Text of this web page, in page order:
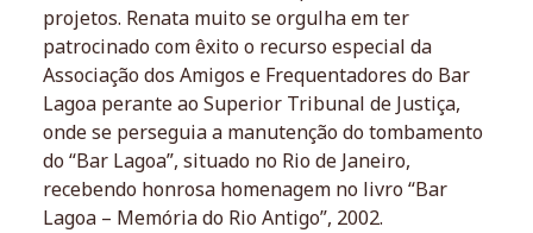
projetos. Renata muito se orgulha em ter
patrocinado com êxito o recurso especial da
Associação dos Amigos e Frequentadores do Bar
Lagoa perante ao Superior Tribunal de Justiça,
onde se perseguia a manutenção do tombamento
do “Bar Lagoa”, situado no Rio de Janeiro,
recebendo honrosa homenagem no livro “Bar
Lagoa – Memória do Rio Antigo”, 2002.